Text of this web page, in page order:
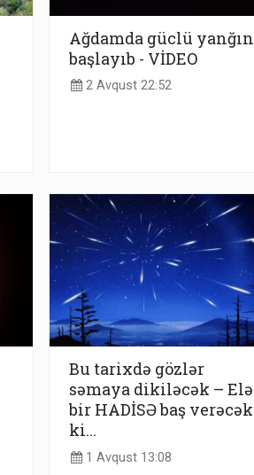
Ağdamda güclü yanğın
başlayıb - VİDEO
2 Avqust 22:52
Bu tarixdə gözlər
səmaya dikiləcək – Elə
bir HADİSƏ baş verəcək
ki...
1 Avqust 13:08